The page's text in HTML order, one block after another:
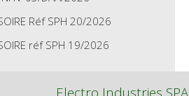
Réf SPH 20/2026
réf SPH 19/2026
Electro Industries SPA